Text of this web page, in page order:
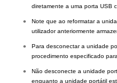
diretamente a uma porta USB
●
Note que ao reformatar a
utilizador anteriormente
●
Para desconectar a unidade
procedimento especificado
●
Não desconecte a unidade
enquanto a unidade portátil